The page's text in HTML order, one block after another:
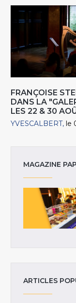
FRANÇOISE
DANS LA
LES 22 & 30
YVESCALBERT le
MAGAZINE
ARTICLES